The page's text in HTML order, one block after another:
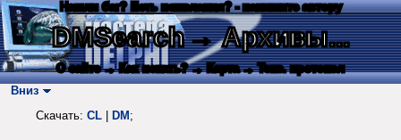
Нашли баг? Есть пожелания? - напишите автору
DMSearch→ Архивы...
О сайте → Как искать? → Карта → Текс. протокол
Вниз
Скачать: CL DM ;